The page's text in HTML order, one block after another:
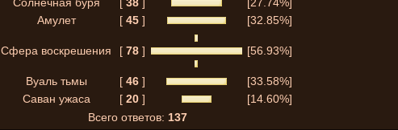
Амулет [ 45 ] [32.85%]
Сфера воскрешения [ 78 ] [56.93%]
Вуаль тьмы [ 46 ]
[33.58%]
Саван ужаса [ 20 ]
[14.60%]
Всего ответов: 137